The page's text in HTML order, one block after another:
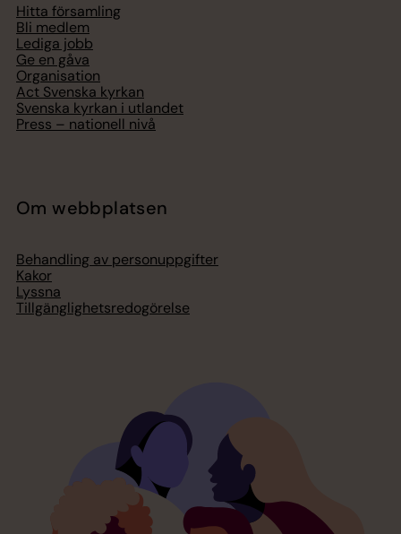
Hitta församling
Bli medlem
Lediga jobb
Ge en gåva
Organisation
Act Svenska kyrkan
Svenska kyrkan i utlandet
Press – nationell nivå
Om webbplatsen
Behandling av personuppgifter
Kakor
Lyssna
Tillgänglighetsredogörelse